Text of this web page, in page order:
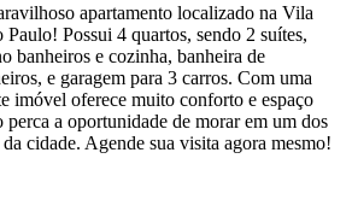
apartamento localizado na Vila
Possui 4 quartos, sendo 2 suítes,
banheiros e cozinha, banheira de
e garagem para 3 carros. Com uma
imóvel oferece muito conforto e espaço
a oportunidade de morar em um dos
cidade. Agende sua visita agora mesmo!